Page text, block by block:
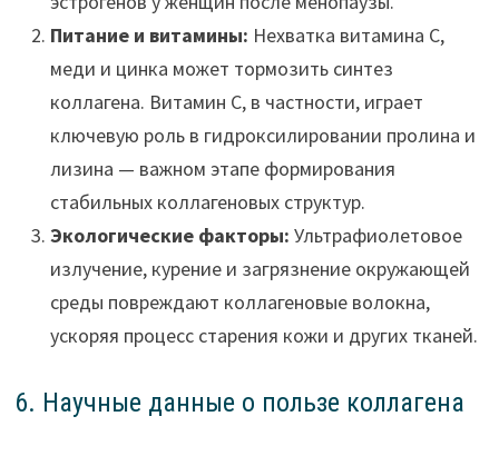
Питание и витамины: Нехватка витамина C,
меди и цинка может тормозить синтез
коллагена. Витамин C, в частности, играет
ключевую роль в гидроксилировании пролина и
лизина — важном этапе формирования
стабильных коллагеновых структур.
Экологические факторы: Ультрафиолетовое
излучение, курение и загрязнение окружающей
среды повреждают коллагеновые волокна,
ускоряя процесс старения кожи и других тканей.
6. Научные данные о пользе коллагена